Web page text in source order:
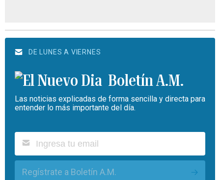
DE LUNES A VIERNES
Boletín A.M.
Las noticias explicadas de forma sencilla y directa para
entender lo más importante del día.
Regístrate a Boletín A.M.